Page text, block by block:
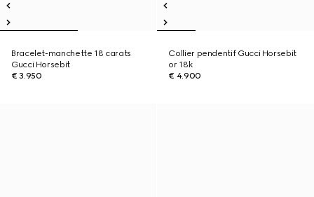
Bracelet-manchette 18 carats
Gucci Horsebit
€ 3.950
Collier pendentif Gucci Horsebit
or 18k
€ 4.900